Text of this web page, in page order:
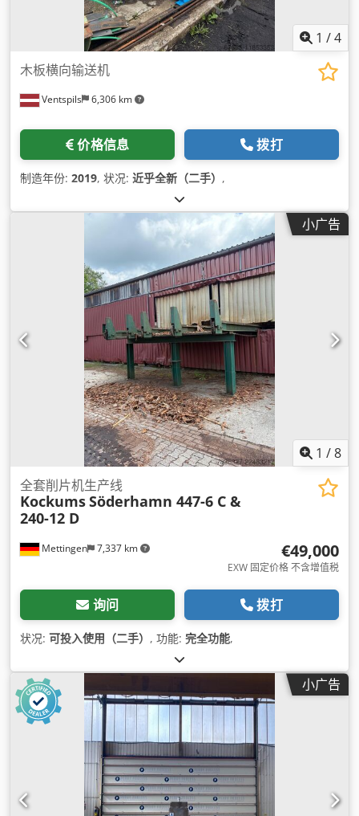
1 /4
Ventspils 6,306 km
木板横向输送机
价格信息 拨打
制造年份: 2019, 状况: 近乎全新（二手） ,
小广告
1 /8
Mettingen 7,337 km
全套削片机生产线
KockumsSöderhamn 447-6 C &
240-12 D
€49,000
EXW 固定价格 不含增值税
询问 拨打
状况: 可投入使用（二手） , 功能: 完全功能,
小广告